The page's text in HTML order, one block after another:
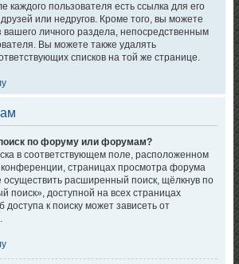
каждого пользователя есть ссылка для его
или недругов. Кроме того, вы можете
вашего личного раздела, непосредственным
Вы можете также удалять
списков на той же странице.
по форуму или форумам?
в соответствующем поле, расположенном
конференции, страницах просмотра форума
расширенный поиск, щёлкнув по
поиск», доступной на всех страницах
к поиску может зависеть от